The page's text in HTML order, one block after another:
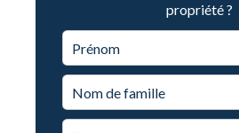
propriété ?